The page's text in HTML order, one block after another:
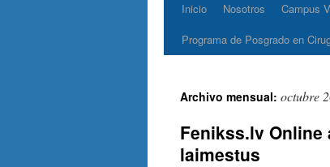
Inicio Nosotros Campus
Programa de Posgrado en
Archivo mensual: octubre
Fenikss.lv
laimestus